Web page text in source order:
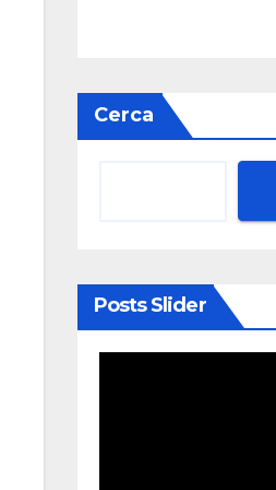
Cerca
Posts Slider